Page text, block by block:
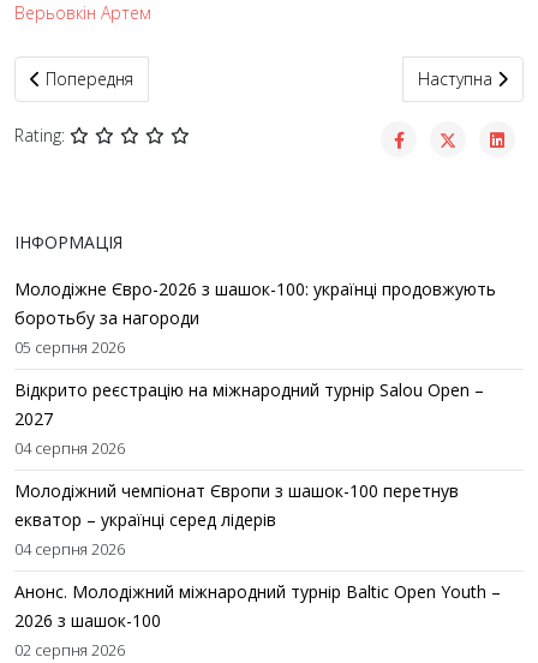
Верьовкін Артем
Попередня стаття: Лев Слободський – шашкіст з Харкова
Попередня Наступна
Наступна
Rating:
ІНФОРМАЦІЯ
Молодіжне Євро-2026 з шашок-100: українці продовжують
боротьбу за нагороди
05 серпня 2026
Відкрито реєстрацію на міжнародний турнір Salou Open –
2027
04 серпня 2026
Молодіжний чемпіонат Європи з шашок-100 перетнув
екватор – українці серед лідерів
04 серпня 2026
Анонс. Молодіжний міжнародний турнір Baltic Open Youth –
2026 з шашок-100
02 серпня 2026